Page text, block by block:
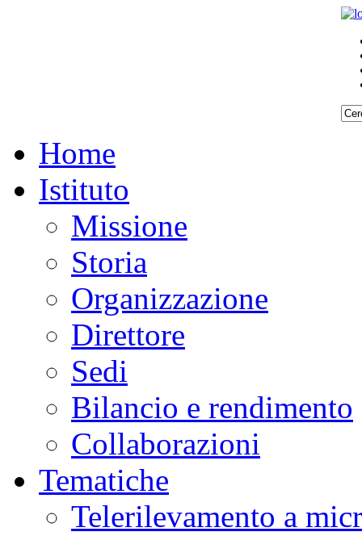
Home
Istituto
Missione
Storia
Organizzazione
Direttore
Sedi
Bilancio e rendimento
Collaborazioni
Tematiche
Telerilevamento a